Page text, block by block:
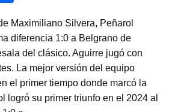
m
p
ar
tir
Maximiliano Silvera, Peñarol
diferencia 1:0 a Belgrano de
del clásico. Aguirre jugó con
La mejor versión del equipo
el primer tiempo donde marcó la
su primer triunfo en el 2024 al